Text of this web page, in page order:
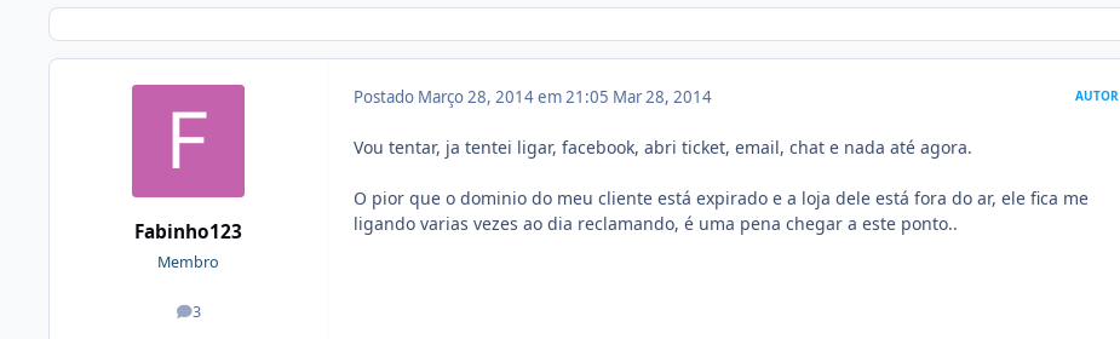
Fabinho123
Membro
3
posts
Postado Março 28, 2014 em 21:05 Mar 28, 2014 AUTOR
Vou tentar, ja tentei ligar, facebook, abri ticket, email, chat e nada até agora.
O pior que o dominio do meu cliente está expirado e a loja dele está fora do ar, ele fica me
ligando varias vezes ao dia reclamando, é uma pena chegar a este ponto..